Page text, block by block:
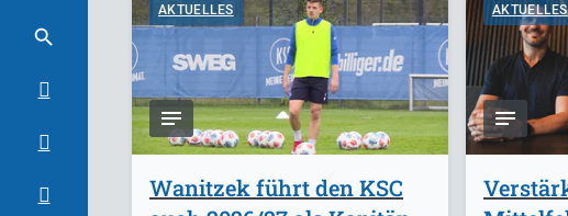
AKTUELLES
Wanitzek führt den KSC
AKTUELLES